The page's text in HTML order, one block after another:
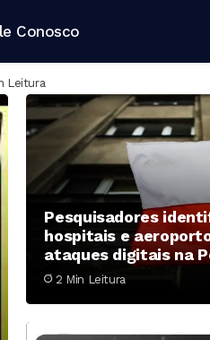
Conosco
Pesquisadores
hospitais e
ataques digitais na
2 Min Leitura